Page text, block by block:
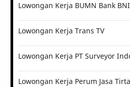
Lowongan Kerja BUMN Bank BNI
Lowongan Kerja Trans TV
Lowongan Kerja PT Surveyor
Lowongan Kerja Perum Jasa